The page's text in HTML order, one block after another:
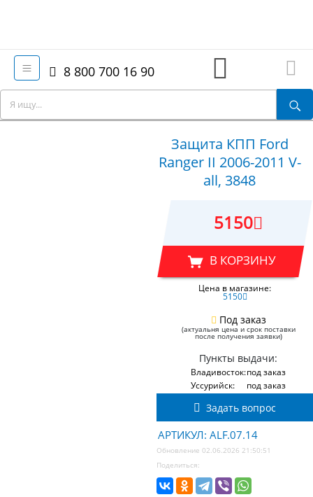
8 800 700 16 90
Защита КПП Ford
Ranger II 2006-2011 V-
all, 3848
5150
В КОРЗИНУ
Цена в магазине:
5150
Под заказ
(актуальня цена и срок поставки
после получения заявки)
Пункты выдачи:
Владивосток:под заказ
Уссурийск:
под заказ
Задать вопрос
АРТИКУЛ: ALF.07.14
Обновление 02.06.2026 21:50:51
Поделиться: